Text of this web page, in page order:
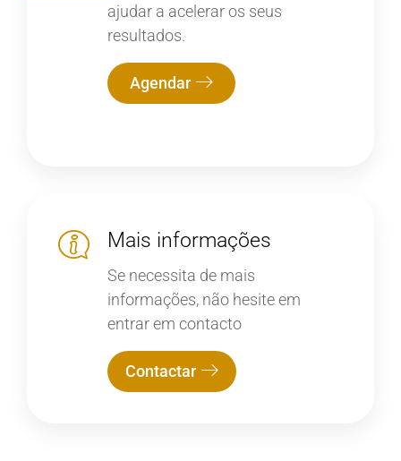
ajudar a acelerar os seus
resultados.
Agendar
Mais informações
Se necessita de mais
informações, não hesite em
entrar em contacto
Contactar